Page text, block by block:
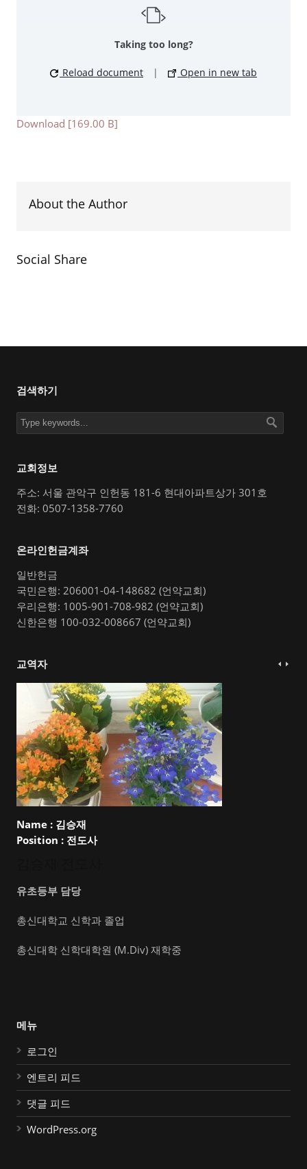
Taking too long?
Reload document | Open in new tab
Download [169.00 B]
About the Author
Social Share
검색하기
교회정보
주소: 서울 관악구 인헌동 181-6 현대아파트상가 301호
전화: 0507-1358-7760
온라인헌금계좌
일반헌금
국민은행: 206001-04-148682 (언약교회)
우리은행: 1005-901-708-982 (언약교회)
신한은행 100-032-008667 (언약교회)
교역자
Name : 김승재
Position : 전도사
유초등부 담당
총신대학교 신학과 졸업
총신대학 신학대학원 (M.Div) 재학중
메뉴
로그인
엔트리 피드
댓글 피드
WordPress.org